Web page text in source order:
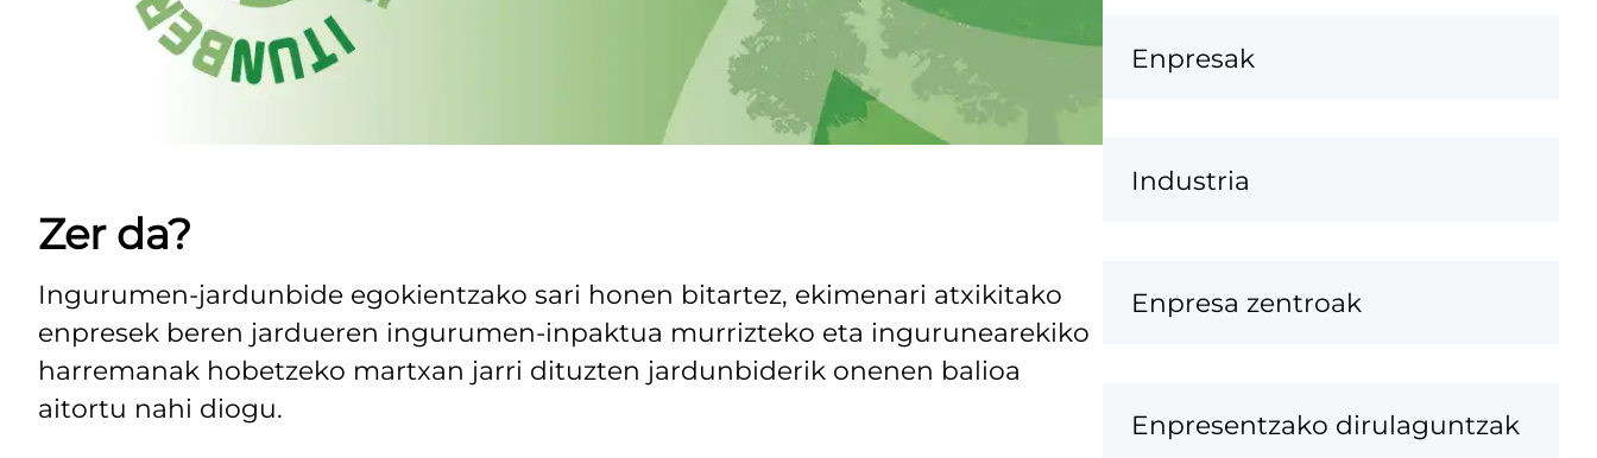
Zer da?
Ingurumen-jardunbide egokientzako sari honen bitartez, ekimenari atxikitako
enpresek beren jardueren ingurumen-inpaktua murrizteko eta ingurunearekiko
harremanak hobetzeko martxan jarri dituzten jardunbiderik onenen balioa
aitortu nahi diogu.
Enpresak
Industria
Enpresa zentroak
Enpresentzako dirulaguntzak